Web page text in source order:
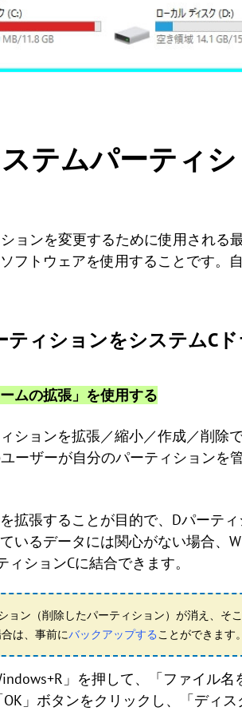
テムパーティ
ョンを変更するために使用される
フトウェアを使用することです。
ティションをシステムC
ムの拡張」を使用する
ションを拡張／縮小／作成／削除
ーザーが自分のパーティションを
拡張することが目的で、Dパーテ
いるデータには関心がない場合、
ションCに結合できます。
ョン（削除したパーティション）が消え、そ
は、事前にバックアップすることができます。
」を押して、「ファイル
」ボタンをクリックし、「ディス